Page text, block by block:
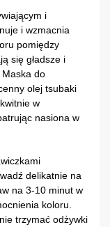
i
i wzmacnia
pomiędzy
się gładsze i
do
olej tsubaki
w
nasiona w
delikatnie na
na 3-10 minut w
koloru.
trzymać odżywki